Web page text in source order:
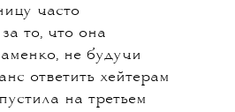
часто
то, что она
не будучи
ответить хейтерам
на третьем